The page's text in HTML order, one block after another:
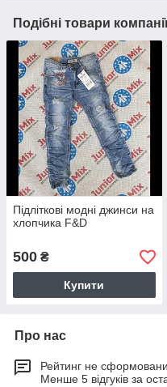
Подібні товари
Підліткові модні джинси на
хлопчика F&D
500 ₴
Купити
Про нас
Рейтинг не
Менше 5 відгуків за